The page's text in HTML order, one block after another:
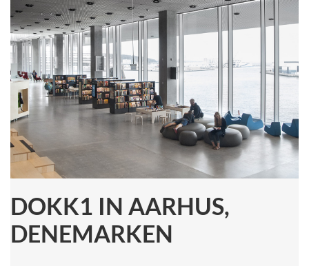
DOKK1 IN AARHUS,
DENEMARKEN